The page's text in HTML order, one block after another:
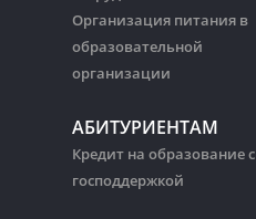
Организация питания в
образовательной
организации
АБИТУРИЕНТАМ
Кредит на образование с
господдержкой